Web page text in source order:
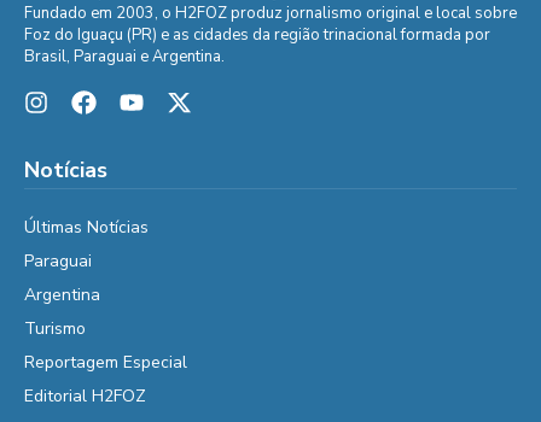
Fundado em 2003, o H2FOZ produz jornalismo original e local sobre
Foz do Iguaçu (PR) e as cidades da região trinacional formada por
Brasil, Paraguai e Argentina.
Notícias
Últimas Notícias
Paraguai
Argentina
Turismo
Reportagem Especial
Editorial H2FOZ